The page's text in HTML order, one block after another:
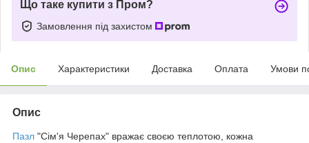
Що таке купити з Пром?
Замовлення під захистом
Опис Характеристики Доставка Оплата Умови
Опис
Пазл "Сім'я Черепах" вражає своєю теплотою, кожна